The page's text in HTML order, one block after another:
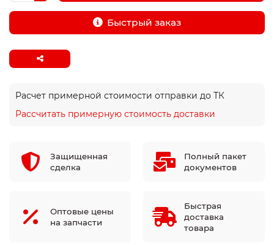
Быстрый заказ
Расчет примерной стоимости отправки до ТК
Рассчитать примерную стоимость доставки
Защищенная
сделка
Полный пакет
документов
Оптовые цены
на запчасти
Быстрая
доставка
товара